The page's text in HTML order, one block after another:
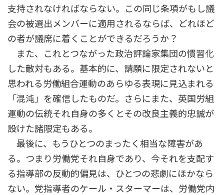
支持されなければならない。この同じ条項がもし議
会の被選出メンバーに適用されるならば、どれほど
の者が議席に着くことができるだろうか？
また、これとつながった政治評論家集団の慣習化
した敵対もある。基本的に、請願に限定されないと
思われる労働組合運動のあらゆる表現に見込まれる
「混沌」を確信したものだ。さらにまた、英国労組
運動の伝統それ自身の多くとその改良主義的忠誠が
設けた諸限定もある。
最後に、もうひとつのまったく相当な障害があ
る。つまり労働党それ自身であり、今それを支配す
る指導部の反動的偏見は、ひとつの悲劇にほかなら
ない。党指導者のケール・スターマーは、労働党内